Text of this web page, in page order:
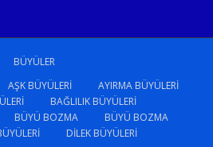
BÜYÜLER
AŞK BÜYÜLERI
AYIRMA BÜYÜLERI
BAĞLILIK BÜYÜLERI
BÜYÜ BOZMA
BÜYÜ BOZMA
DILEK BÜYÜLERI